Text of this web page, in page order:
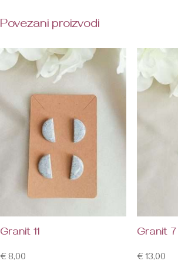
Povezani proizvodi
Granit 11
€ 8,00
Granit 7
€13,00